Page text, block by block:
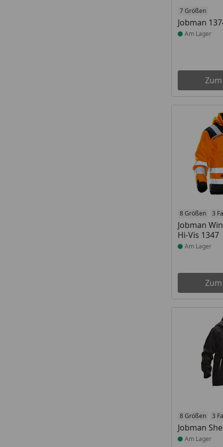
7 Größen
Jobman
Produkt am
Am Lager
8 Größen 3
Jobman
Hi-Vis 1347
Produkt am
Am Lager
8 Größen 3
Jobman
Produkt am
Am Lager